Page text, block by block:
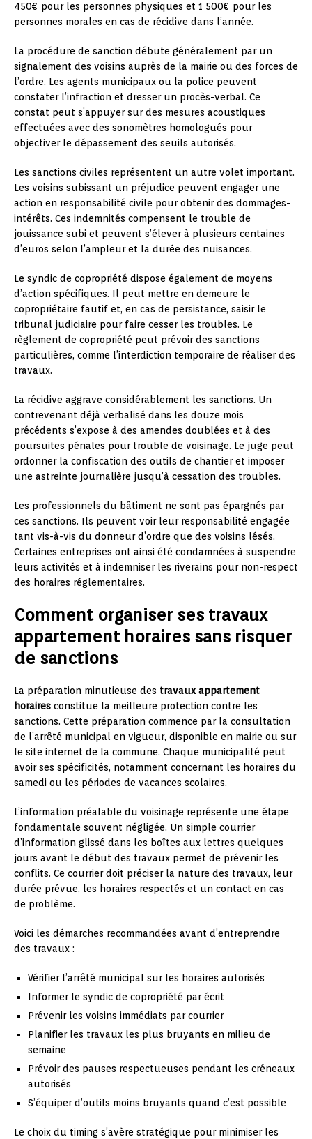
450€ pour les personnes physiques et 1 500€ pour les
personnes morales en cas de récidive dans l’année.
La procédure de sanction débute généralement par un
signalement des voisins auprès de la mairie ou des forces de
l’ordre. Les agents municipaux ou la police peuvent
constater l’infraction et dresser un procès-verbal. Ce
constat peut s’appuyer sur des mesures acoustiques
effectuées avec des sonomètres homologués pour
objectiver le dépassement des seuils autorisés.
Les sanctions civiles représentent un autre volet important.
Les voisins subissant un préjudice peuvent engager une
action en responsabilité civile pour obtenir des dommages-
intérêts. Ces indemnités compensent le trouble de
jouissance subi et peuvent s’élever à plusieurs centaines
d’euros selon l’ampleur et la durée des nuisances.
Le syndic de copropriété dispose également de moyens
d’action spécifiques. Il peut mettre en demeure le
copropriétaire fautif et, en cas de persistance, saisir le
tribunal judiciaire pour faire cesser les troubles. Le
règlement de copropriété peut prévoir des sanctions
particulières, comme l’interdiction temporaire de réaliser des
travaux.
La récidive aggrave considérablement les sanctions. Un
contrevenant déjà verbalisé dans les douze mois
précédents s’expose à des amendes doublées et à des
poursuites pénales pour trouble de voisinage. Le juge peut
ordonner la confiscation des outils de chantier et imposer
une astreinte journalière jusqu’à cessation des troubles.
Les professionnels du bâtiment ne sont pas épargnés par
ces sanctions. Ils peuvent voir leur responsabilité engagée
tant vis-à-vis du donneur d’ordre que des voisins lésés.
Certaines entreprises ont ainsi été condamnées à suspendre
leurs activités et à indemniser les riverains pour non-respect
des horaires réglementaires.
Comment organiser ses travaux
appartement horaires sans risquer
de sanctions
La préparation minutieuse des travaux appartement
horaires constitue la meilleure protection contre les
sanctions. Cette préparation commence par la consultation
de l’arrêté municipal en vigueur, disponible en mairie ou sur
le site internet de la commune. Chaque municipalité peut
avoir ses spécificités, notamment concernant les horaires du
samedi ou les périodes de vacances scolaires.
L’information préalable du voisinage représente une étape
fondamentale souvent négligée. Un simple courrier
d’information glissé dans les boîtes aux lettres quelques
jours avant le début des travaux permet de prévenir les
conflits. Ce courrier doit préciser la nature des travaux, leur
durée prévue, les horaires respectés et un contact en cas
de problème.
Voici les démarches recommandées avant d’entreprendre
des travaux :
Vérifier l’arrêté municipal sur les horaires autorisés
Informer le syndic de copropriété par écrit
Prévenir les voisins immédiats par courrier
Planifier les travaux les plus bruyants en milieu de
semaine
Prévoir des pauses respectueuses pendant les créneaux
autorisés
S’équiper d’outils moins bruyants quand c’est possible
Le choix du timing s’avère stratégique pour minimiser les